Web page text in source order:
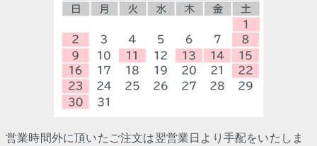
営業時間外に頂いたご注文は翌営業日より手配をいたしま